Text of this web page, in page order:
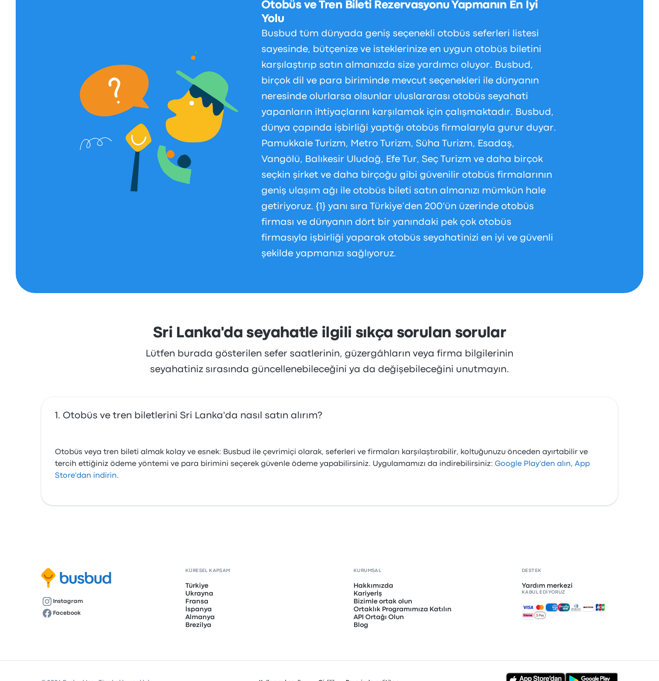
Otobüs ve Tren Bileti Rezervasyonu Yapmanın En İyi
Yolu
Busbud tüm dünyada geniş seçenekli otobüs seferleri listesi
sayesinde, bütçenize ve isteklerinize en uygun otobüs biletini
karşılaştırıp satın almanızda size yardımcı oluyor. Busbud,
birçok dil ve para biriminde mevcut seçenekleri ile dünyanın
neresinde olurlarsa olsunlar uluslararası otobüs seyahati
yapanların ihtiyaçlarını karşılamak için çalışmaktadır. Busbud,
dünya çapında işbirliği yaptığı otobüs firmalarıyla gurur duyar.
Pamukkale Turizm, Metro Turizm, Süha Turizm, Esadaş,
Vangölü, Balıkesir Uludağ, Efe Tur, Seç Turizm ve daha birçok
seçkin şirket ve daha birçoğu gibi güvenilir otobüs firmalarının
geniş ulaşım ağı ile otobüs bileti satın almanızı mümkün hale
getiriyoruz. {1} yanı sıra Türkiye’den 200'ün üzerinde otobüs
firması ve dünyanın dört bir yanındaki pek çok otobüs
firmasıyla işbirliği yaparak otobüs seyahatinizi en iyi ve güvenli
şekilde yapmanızı sağlıyoruz.
Sri Lanka'da seyahatle ilgili sıkça sorulan sorular
Lütfen burada gösterilen sefer saatlerinin, güzergâhların veya firma bilgilerinin
seyahatiniz sırasında güncellenebileceğini ya da değişebileceğini unutmayın.
Otobüs ve tren biletlerini Sri Lanka'da nasıl satın alırım?
Otobüs veya tren bileti almak kolay ve esnek: Busbud ile çevrimiçi olarak, seferleri ve firmaları karşılaştırabilir, koltuğunuzu önceden ayırtabilir ve
tercih ettiğiniz ödeme yöntemi ve para birimini seçerek güvenle ödeme yapabilirsiniz. Uygulamamızı da indirebilirsiniz: Google Play'den alın, App
Store'dan indirin.
Instagram
Facebook
KÜRESEL KAPSAM
Türkiye
Ukrayna
Fransa
İspanya
Almanya
Brezilya
KURUMSAL
Hakkımızda
Kariyerİş
Bizimle ortak olun
Ortaklık Programımıza Katılın
API Ortağı Olun
Blog
DESTEK
Yardım merkezi
KABUL EDIYORUZ
Kabul edilen ödemeler